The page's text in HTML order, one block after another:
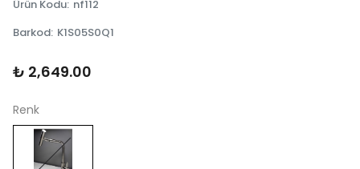
Ürün Kodu: nf112
Barkod: K1S05S0Q1
₺ 2,649.00
Renk